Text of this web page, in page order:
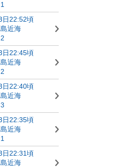
日22:52頃
近海
日22:45頃
近海
日22:40頃
近海
日22:35頃
近海
日22:31頃
近海